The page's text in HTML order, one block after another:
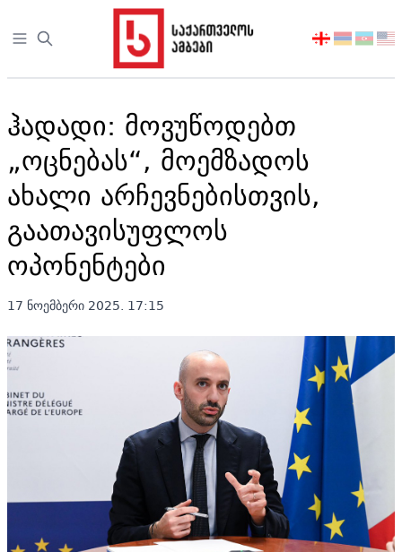
Open sidebar
აირჩიეთ
ჰადადი: მოვუწოდებთ
„ოცნებას“, მოემზადოს
ახალი არჩევნებისთვის,
გაათავისუფლოს
ოპონენტები
17 ნოემბერი 2025. 17:15